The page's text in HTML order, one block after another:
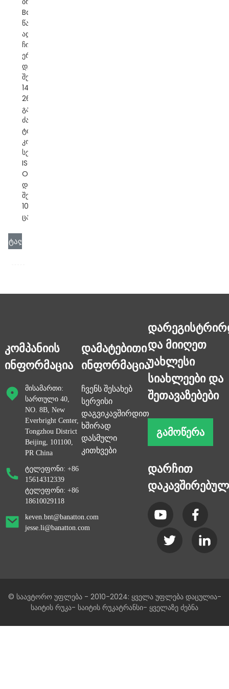
Banatton
წარმოშობის
ადგილი:
ჩინეთი ფაზა:
ერთფაზიანი
დენის ტიპი: AC
შეყვანის ძაბვა:
140V-
260V/80-260V
გამომავალი
ძაბვა: 220V±8%
ტიპი: სარელეო
კონტროლის
სერთიფიკატი:
ISO/CE/ROHS
OEM/ODM:
დიახ მიწოდება
შესაძლებლობა:
10000 ცალი/
ცალი თვეში პ...
კომპანიის
ინფორმაცია
მისამართი:
სართული 40,
NO. 8B, New
Everbright Center,
Tongzhou District
Beijing, 101100,
PR China
ტელეფონი: +86
15614312339
ტელეფონი: +86
18610029118
keven.bnt@banatton.com
jesse.li@banatton.com
დამატებითი
ინფორმაცია
ჩვენს შესახებ
სერვისი
დაგვიკავშირდით
ხშირად
დასმული
კითხვები
და მიიღეთ
უახლესი
სიახლეები და
შეთავაზებები
ᲒᲐᲛᲝᲬᲔᲠᲐ
დარჩით
© საავტორო უფლება - 2010-2024: ყველა უფლება დაცულია-
საიტის რუკა- საიტის რუკატრანსი- ყველაზე ძებნა